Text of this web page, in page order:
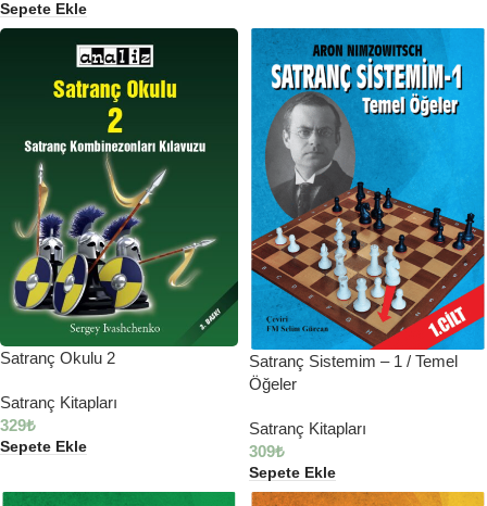
Sepete Ekle
Satranç Okulu 2
Satranç Kitapları
329₺
Sepete Ekle
Satranç Sistemim – 1 / Temel
Öğeler
Satranç Kitapları
309₺
Sepete Ekle